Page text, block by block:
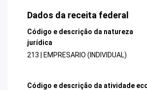
Dados da receita federal
Código e descrição da natureza
jurídica
213 | EMPRESARIO (INDIVIDUAL)
Código e descrição da atividade